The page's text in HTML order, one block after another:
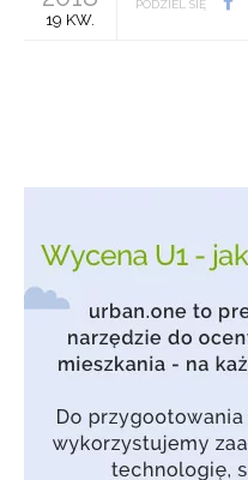
19 KW.
PODZIEL SIĘ